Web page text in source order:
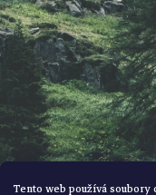
Tento web používá